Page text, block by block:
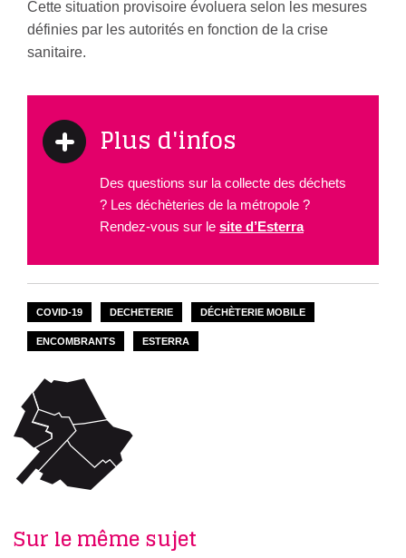
Cette situation provisoire évoluera selon les mesures
définies par les autorités en fonction de la crise
sanitaire.
Plus d'infos
Des questions sur la collecte des déchets
? Les déchèteries de la métropole ?
Rendez-vous sur le site d’Esterra
COVID-19 DECHETERIE DÉCHÈTERIE MOBILE
ENCOMBRANTS ESTERRA
Sur le même sujet